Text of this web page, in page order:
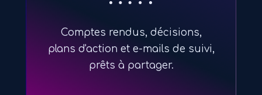
Comptes rendus, décisions,
plans d'action et e-mails de suivi,
prêts à partager.